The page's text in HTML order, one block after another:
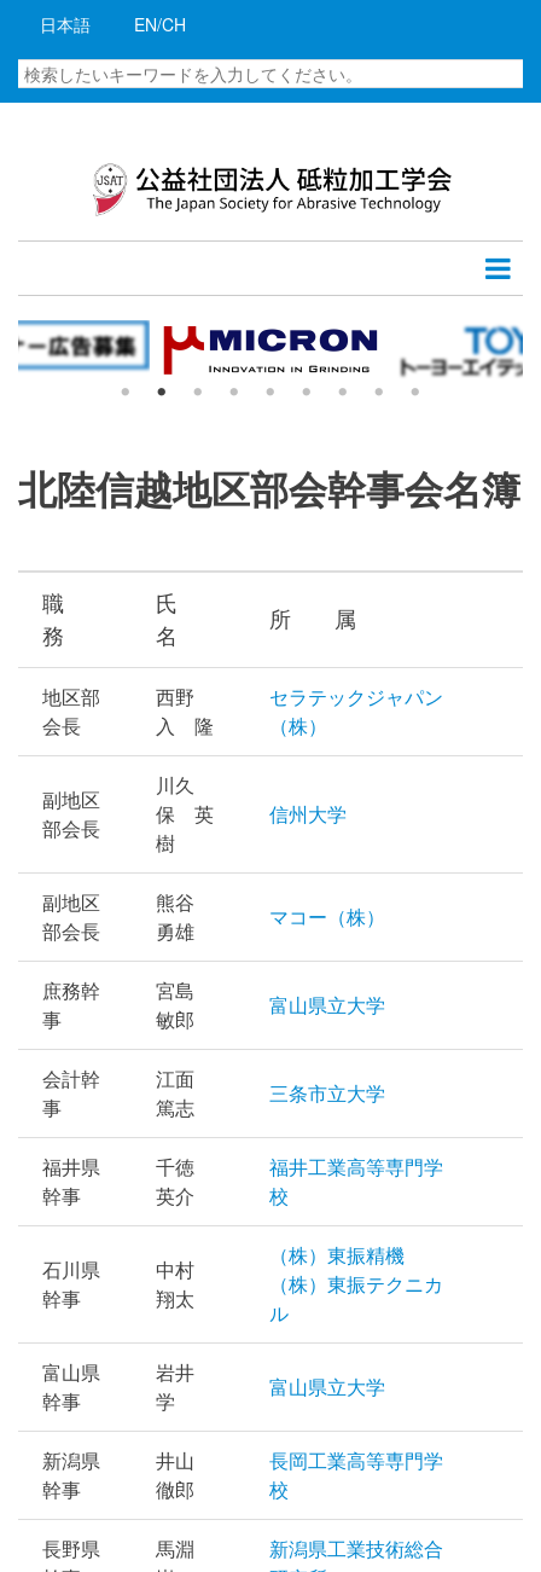
コ
に
動
日本語 EN/CH
検
索
北陸信越地区部会幹事会名簿
北
陸
信
越
地
区
部
会
幹
事
会
名
簿
職
務
氏
名
所 属
地区部
会長
西野
入 隆
セラテックジャパン
（株）
副地区
部会長
川久
保 英
樹
信州大学
副地区
部会長
熊谷
勇雄
マコー（株）
庶務幹
事
宮島
敏郎
富山県立大学
会計幹
事
江面
篤志
三条市立大学
福井県
幹事
千徳
英介
福井工業高等専門学
校
石川県
幹事
中村
翔太
（株）東振精機
（株）東振テクニカ
ル
富山県
幹事
岩井
学
富山県立大学
新潟県
幹事
井山
徹郎
長岡工業高等専門学
校
長野県
馬淵
新潟県工業技術総合